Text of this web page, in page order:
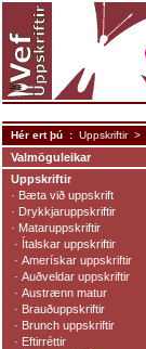
Valmöguleikar
Uppskriftir
· Bæta við uppskrift
· Drykkjaruppskriftir
· Mataruppskriftir
· Ítalskar uppskriftir
· Amerískar uppskriftir
· Auðveldar uppskriftir
· Austrænn matur
· Brauðuppskriftir
· Brunch uppskriftir
· Eftirréttir
Hér ert þú : Uppskriftir >